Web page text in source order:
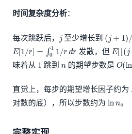
时间复杂度分析：
每次跳跃后， 至少增长到 ( + )/ r
E[1 r ]= 11/ rd r 发散，但 E[⌊ (j +
味着从 1 跳到
的期望步数是 O(ln
直觉上，每步的期望增长因子约为
对数的底），所以步数约为 ln 。